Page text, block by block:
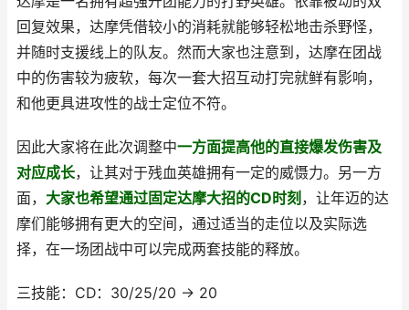
回复效果，达摩凭借较小的消耗就能够轻松地击杀野怪，
并随时支援线上的队友。然而大家也注意到，达摩在团战
中的伤害较为疲软，每次一套大招互动打完就鲜有影响，
和他更具进攻性的战士定位不符。
因此大家将在此次调整中一方面提高他的直接爆发伤害及
对应成长，让其对于残血英雄拥有一定的威慑力。另一方
面， 大家也希望通过固定达摩大招的CD时刻 ，让年迈的达
摩们能够拥有更大的空间，通过适当的走位以及实际选
择，在一场团战中可以完成两套技能的释放。
三技能：CD：30/25/20 → 20